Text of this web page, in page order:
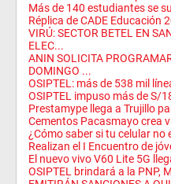
Más de 140 estudiantes se
Réplica de CADE Educación
VIRÚ: SECTOR BETEL EN
ELEC...
ANIN SOLICITA
DOMINGO ...
OSIPTEL: más de 538 mil
OSIPTEL impuso más de S/
Prestamype llega a Trujillo
Cementos Pacasmayo crea
¿Cómo saber si tu celular no
Realizan el I Encuentro de
El nuevo vivo V60 Lite 5G
OSIPTEL brindará a la PNP,